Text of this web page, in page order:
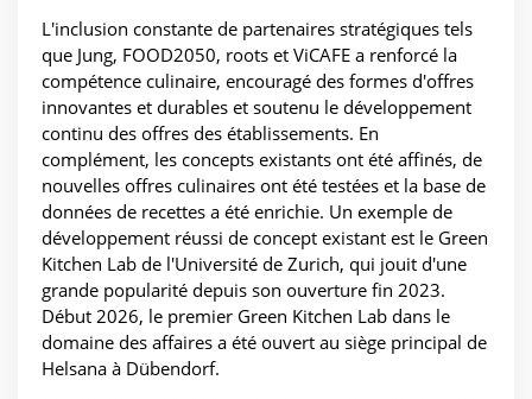
L'inclusion constante de partenaires stratégiques tels
que Jung, FOOD2050, roots et ViCAFE a renforcé la
compétence culinaire, encouragé des formes d'offres
innovantes et durables et soutenu le développement
continu des offres des établissements. En
complément, les concepts existants ont été affinés, de
nouvelles offres culinaires ont été testées et la base de
données de recettes a été enrichie. Un exemple de
développement réussi de concept existant est le Green
Kitchen Lab de l'Université de Zurich, qui jouit d'une
grande popularité depuis son ouverture fin 2023.
Début 2026, le premier Green Kitchen Lab dans le
domaine des affaires a été ouvert au siège principal de
Helsana à Dübendorf.